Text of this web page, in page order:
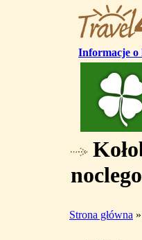
Informacje o
Strona główna »